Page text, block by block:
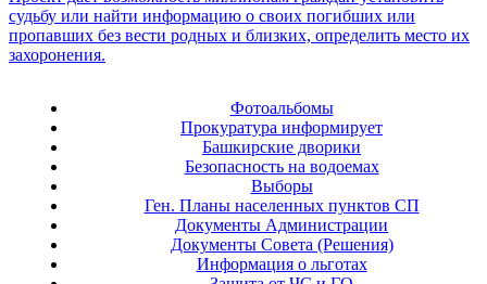
Фотоальбомы
Прокуратура информирует
Башкирские дворики
Безопасность на водоемах
Выборы
Ген. Планы населенных пунктов СП
Документы Администрации
Документы Совета (Решения)
Информация о льготах